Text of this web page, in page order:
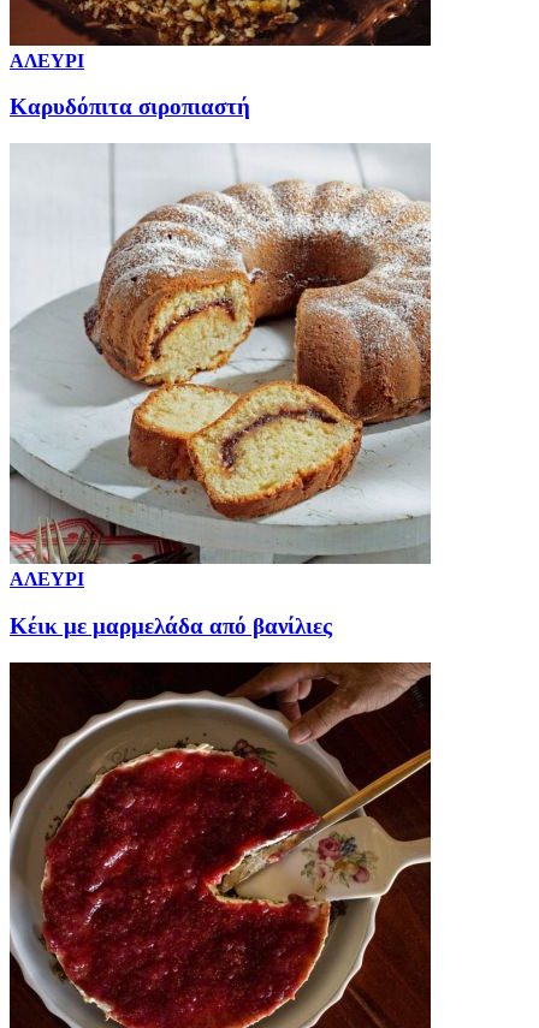
ΑΛΕΥΡΙ
Καρυδόπιτα σιροπιαστή
ΑΛΕΥΡΙ
Κέικ με μαρμελάδα από βανίλιες